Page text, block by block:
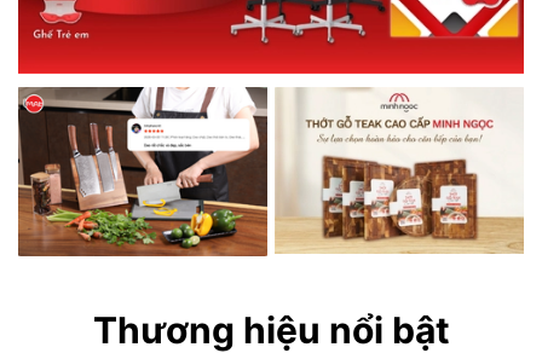
Thương hiệu nổi bật